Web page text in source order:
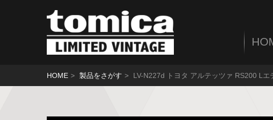
HOME 製品をさがす LV-N227d トヨタ アルテッツァ RS200 L